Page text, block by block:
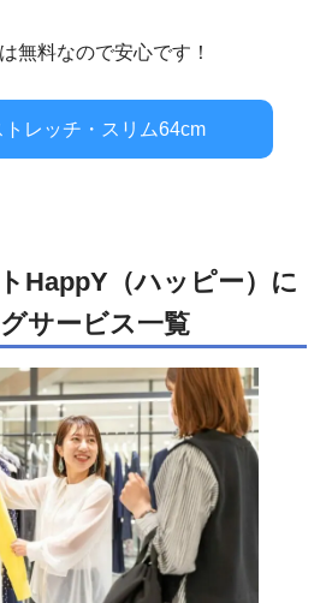
無料なので安心です！
トレッチ・スリム64cm
HappY（ハッピー）に
サービス一覧